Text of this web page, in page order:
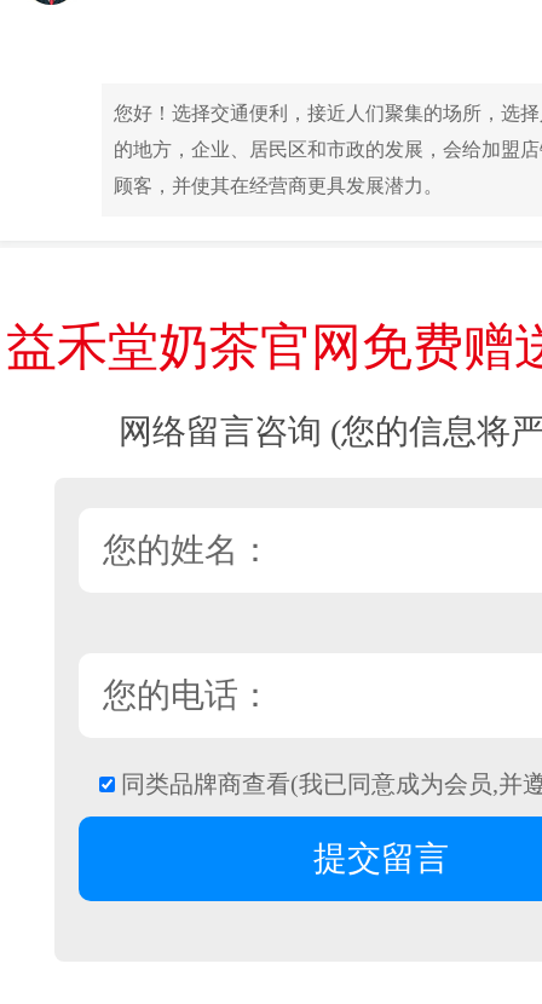
您好！选择交通便利，接近人们聚集的场所，选
的地方，企业、居民区和市政的发展，会给加盟
顾客，并使其在经营商更具发展潜力。
益禾堂奶茶官网免费赠
网络留言咨询 (您的信息将
同类品牌商查看(我已同意成为会员,并